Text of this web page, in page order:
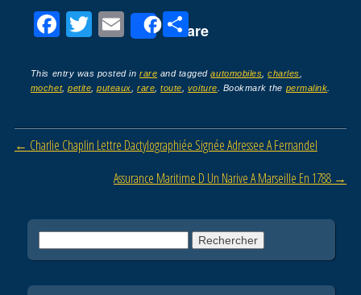
F
c
e
b
o
T
tt
er
E
ail
Share
P
ta
g
er
This entry was posted inrare and taggedautomobiles ,charles
mochet,petite ,puteaux ,rare ,toute voiture . Bookmark the permalink
Post navigation
← Charlie Chaplin Lettre Dactylographiée Signée Adressee A Fernandel
Assurance Maritime D Un Narive A Marseille En 1788 →